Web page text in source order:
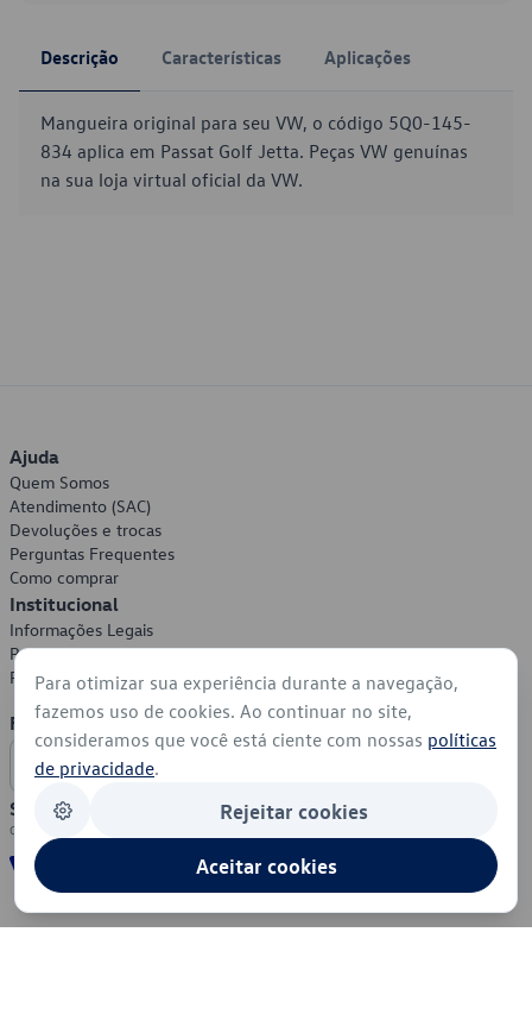
Descrição Características Aplicações
Mangueira original para seu VW, o código 5Q0-145-
834 aplica em Passat Golf Jetta. Peças VW genuínas
na sua loja virtual oficial da VW.
Ajuda
Quem Somos
Atendimento (SAC)
Devoluções e trocas
Perguntas Frequentes
Como comprar
Institucional
Informações Legais
Política de Privacidade
Política de Cookies
Formas de Pagamento
Segurança
Para otimizar sua experiência durante a navegação,
fazemos uso de cookies. Ao continuar no site,
consideramos que você está ciente com nossas políticas
de privacidade.
Rejeitar cookies
Aceitar cookies